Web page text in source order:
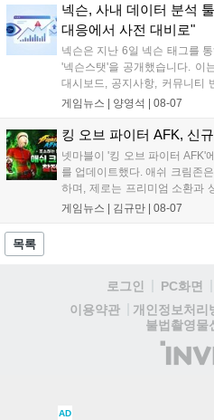
이번 업데이트를 통해 어둠 속
넥슨, 사내 데이터 분석
대응에서 사전 대비로"
넥슨은 지난 6일 넥슨 태그를
'넥슨스탯'을 공개했습니다. 이
대시보드, 공지사항, 커뮤니티
임라인에 연결해 원인을 빠르
중심의 운영 방식을 사전 대비
율적인 의사결정을 지원하고 있
게임뉴스 | 양영석 08-07
킹 오브 파이터 AFK, 신
넷마블이 '킹 오브 파이터 AFK'
를 업데이트했다. 애쉬 크림존
하며, 제로는 프리미엄 소환과
터 14일까지 럭키 엘피 이벤트
게임뉴스 | 김규만 08-07
목록
로그인 PC화면
이용약관
개인정보처리
불법촬영물
(
인
AD